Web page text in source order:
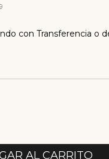
con Transferencia o